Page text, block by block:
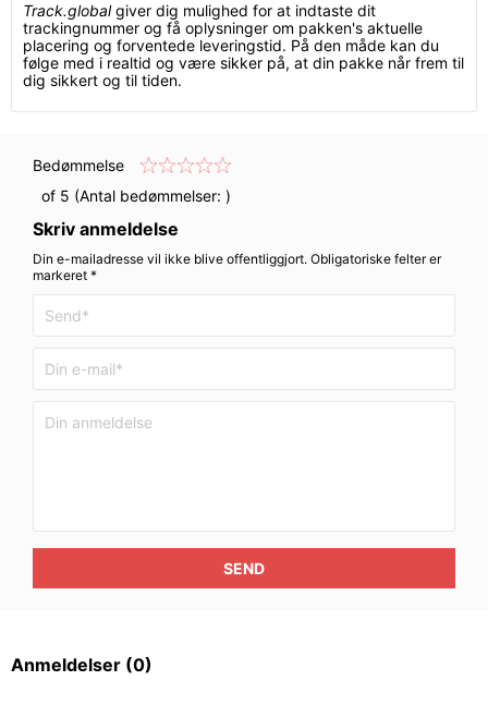
Track.globalgiver dig mulighed for at indtaste dit
trackingnummer og få oplysninger om pakken's aktuelle
placering og forventede leveringstid. På den måde kan du
følge med i realtid og være sikker på, at din pakke når frem til
dig sikkert og til tiden.
Bedømmelse
of 5 (Antal bedømmelser: )
Skriv anmeldelse
Din e-mailadresse vil ikke blive offentliggjort. Obligatoriske felter er
markeret *
SEND
Anmeldelser (0)